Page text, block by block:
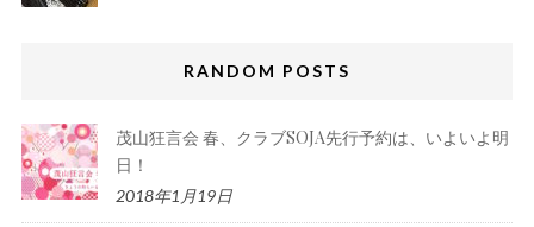
RANDOM POSTS
茂山狂言会 春、クラブSOJA先行予約は、いよいよ明
日！
2018年1月19日